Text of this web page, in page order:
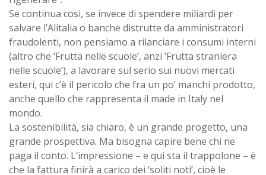
Se continua così, se invece di spendere miliardi per
salvare l’Alitalia o banche distrutte da amministratori
fraudolenti, non pensiamo a rilanciare i consumi interni
(altro che ‘Frutta nelle scuole’, anzi ‘Frutta straniera
nelle scuole’), a lavorare sul serio sui nuovi mercati
esteri, qui c’è il pericolo che fra un po’ manchi prodotto,
anche quello che rappresenta il made in Italy nel
mondo.
La sostenibilità, sia chiaro, è un grande progetto, una
grande prospettiva. Ma bisogna capire bene chi ne
paga il conto. L’impressione – e qui sta il trappolone – è
che la fattura finirà a carico dei ‘soliti noti’, cioè le